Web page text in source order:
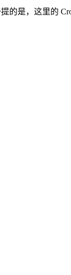
的是，这里的